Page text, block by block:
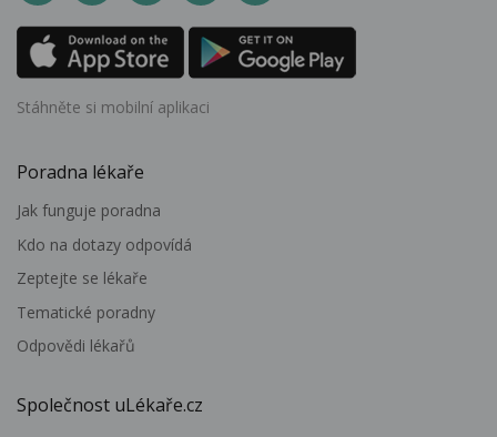
Stáhněte si mobilní aplikaci
Poradna lékaře
Jak funguje poradna
Kdo na dotazy odpovídá
Zeptejte se lékaře
Tematické poradny
Odpovědi lékařů
Společnost uLékaře.cz